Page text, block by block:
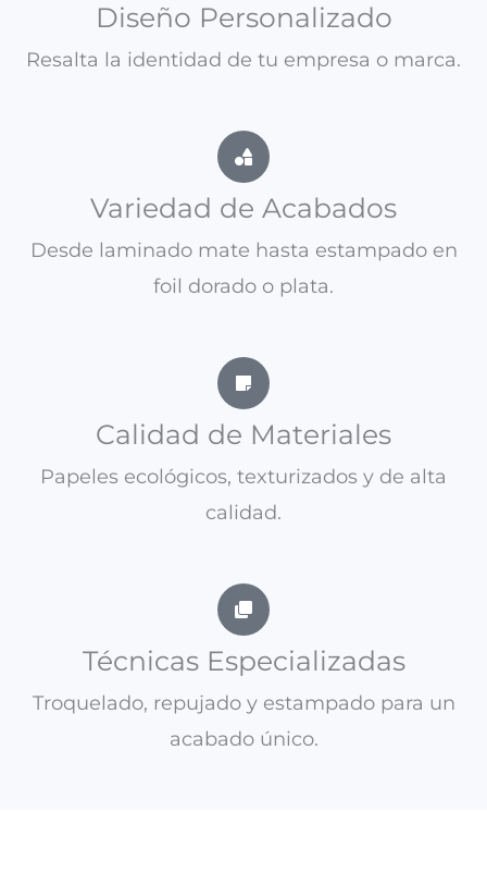
Diseño Personalizado
Resalta la identidad de tu empresa o marca.
Variedad de Acabados
Desde laminado mate hasta estampado en
foil dorado o plata.
Calidad de Materiales
Papeles ecológicos, texturizados y de alta
calidad.
Técnicas Especializadas
Troquelado, repujado y estampado para un
acabado único.